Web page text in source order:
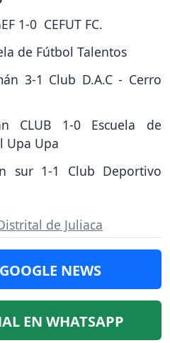
1-0 CEFUT FC.
de Fútbol Talentos
3-1 Club D.A.C - Cerro
CLUB 1-0 Escuela de
Upa Upa
sur 1-1 Club Deportivo
de Juliaca
NEWS
EN WHATSAPP